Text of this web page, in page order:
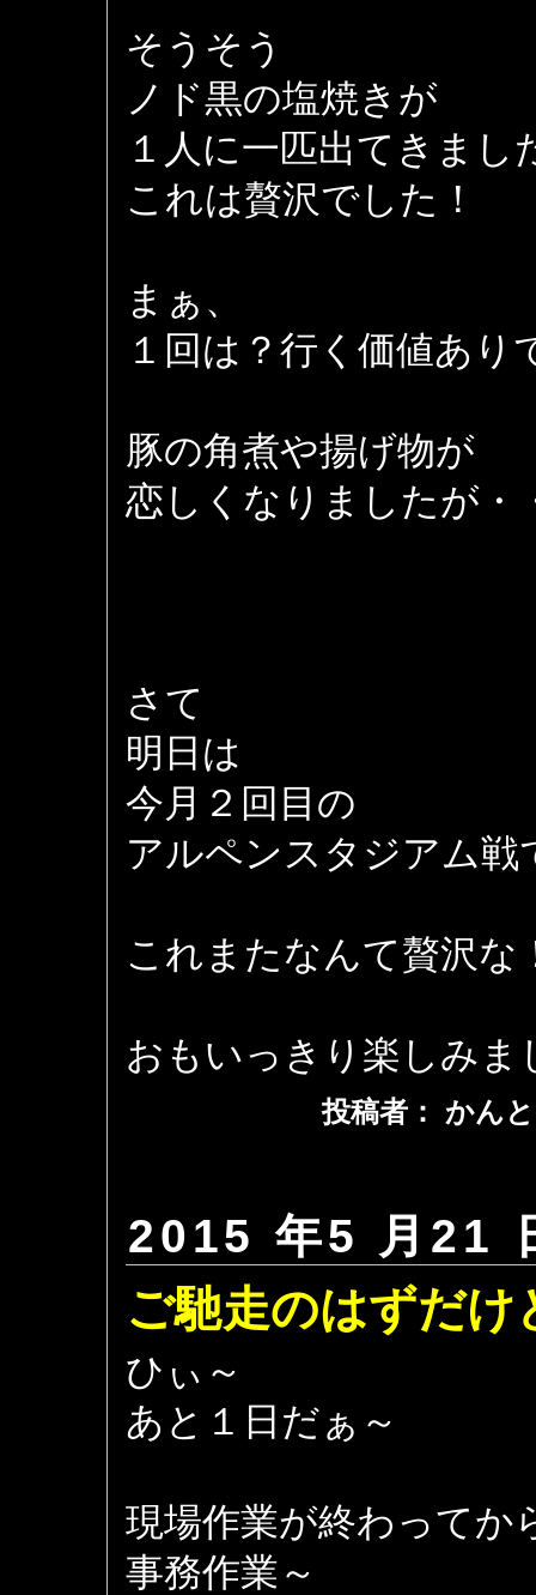
そうそう
ノド黒の塩焼きが
１人に一匹出てきまし
これは贅沢でした！
まぁ、
１回は？行く価値あり
豚の角煮や揚げ物が
恋しくなりましたが・
さて
明日は
今月２回目の
アルペンスタジアム戦
これまたなんて贅沢な
おもいっきり楽しみま
投稿者： かん
2015 年5 月21
ご馳走のはずだけ
ひぃ～
あと１日だぁ～
現場作業が終わってか
事務作業～